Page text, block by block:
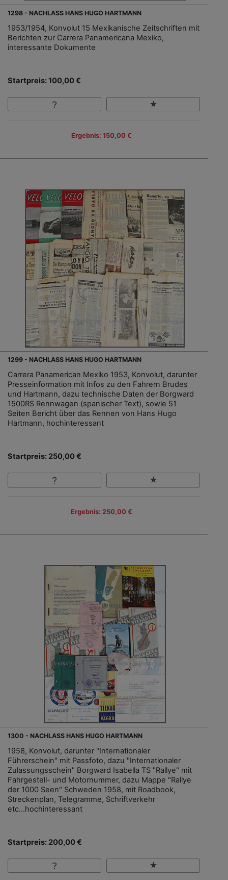
1298 - NACHLASS HANS HUGO HARTMANN
1953/1954, Konvolut 15 Mexikanische Zeitschriften mit
Berichten zur Carrera Panamericana Mexiko,
interessante Dokumente
Startpreis: 100,00 €
Ergebnis: 150,00 €
1299 - NACHLASS HANS HUGO HARTMANN
Carrera Panamerican Mexiko 1953, Konvolut, darunter
Presseinformation mit Infos zu den Fahrern Brudes
und Hartmann, dazu technische Daten der Borgward
1500RS Rennwagen (spanischer Text), sowie 51
Seiten Bericht über das Rennen von Hans Hugo
Hartmann, hochinteressant
Startpreis: 250,00 €
Ergebnis: 250,00 €
1300 - NACHLASS HANS HUGO HARTMANN
1958, Konvolut, darunter "Internationaler
Führerschein" mit Passfoto, dazu "Internationaler
Zulassungsschein" Borgward Isabella TS "Rallye" mit
Fahrgestell- und Motornummer, dazu Mappe "Rallye
der 1000 Seen" Schweden 1958, mit Roadbook,
Streckenplan, Telegramme, Schriftverkehr
etc...hochinteressant
Startpreis: 200,00 €